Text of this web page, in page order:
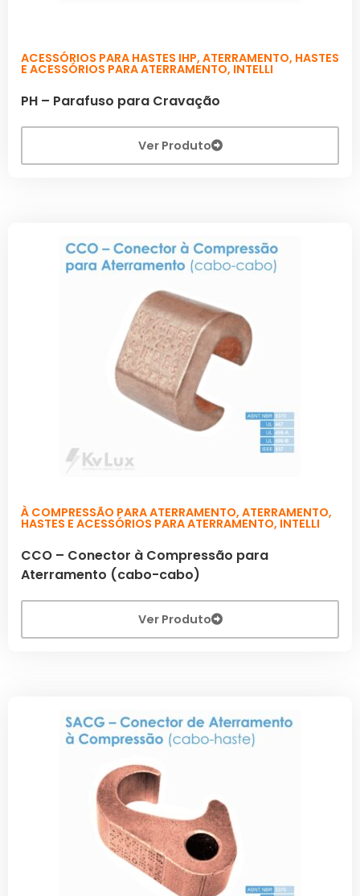
ACESSÓRIOS PARA HASTES IHP, ATERRAMENTO, HASTES
E ACESSÓRIOS PARA ATERRAMENTO, INTELLI
PH – Parafuso para Cravação
Ver Produto
À COMPRESSÃO PARA ATERRAMENTO, ATERRAMENTO,
HASTES E ACESSÓRIOS PARA ATERRAMENTO, INTELLI
CCO – Conector à Compressão para
Aterramento (cabo-cabo)
Ver Produto